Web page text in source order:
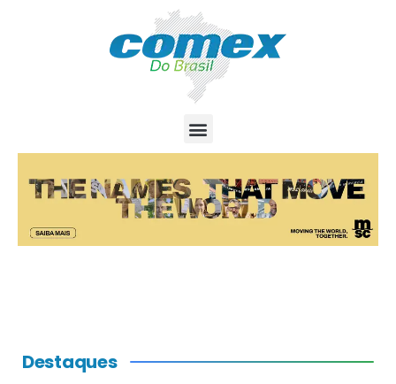
Destaques